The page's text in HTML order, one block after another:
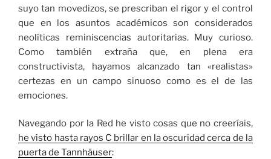
suyo tan movedizos, se prescriban el rigor y el control
que en los asuntos académicos son considerados
neolíticas reminiscencias autoritarias. Muy curioso.
Como también extraña que, en plena era
constructivista, hayamos alcanzado tan «realistas»
certezas en un campo sinuoso como es el de las
emociones.
Navegando por la Red he visto cosas que no creeríais,
he visto hasta rayos C brillar en la oscuridad cerca de la
puerta de Tannhäuser: